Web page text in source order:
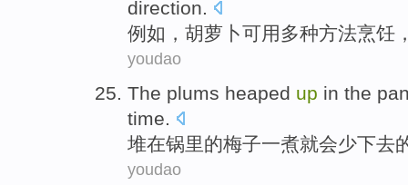
direction.
例如 ， 胡萝卜可用多种方法烹饪
youdao
The plums heaped up in the
time.
堆在锅里的梅子一煮就会少下去
youdao